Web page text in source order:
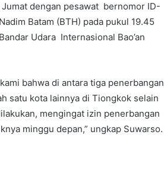
dengan pesawat bernomor ID-
Batam (BTH) pada pukul 19.45
Udara Internasional Bao’an
bahwa di antara tiga penerbangan
satu kota lainnya di Tiongkok selain
mengingat izin penerbangan
minggu depan,” ungkap Suwarso.